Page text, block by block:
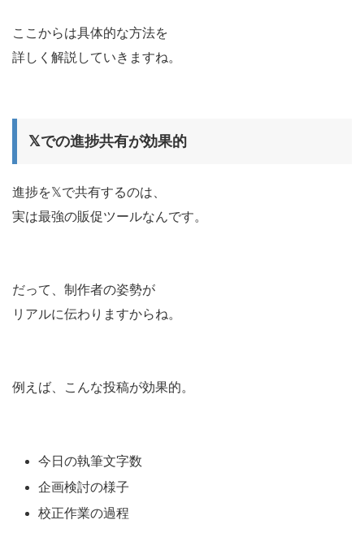
ここからは具体的な方法を
詳しく解説していきますね。
𝕏での進捗共有が効果的
進捗を𝕏で共有するのは、
実は最強の販促ツールなんです。
だって、制作者の姿勢が
リアルに伝わりますからね。
例えば、こんな投稿が効果的。
今日の執筆文字数
企画検討の様子
校正作業の過程